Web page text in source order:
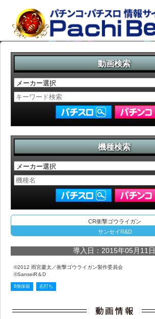
動画検索
機種検索
CR衝撃ゴウライガン
サンセイR&D
導入日：2015年05月11日
©2012 雨宮慶太／衝撃ゴウライガン製作委員会
©SanseiR＆D
8個保留 右打ち